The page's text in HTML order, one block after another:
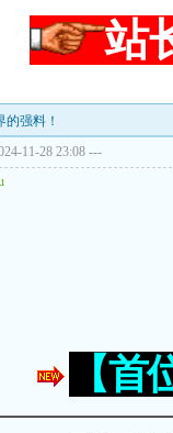
站
强料！
11-28 23:08 ---
【